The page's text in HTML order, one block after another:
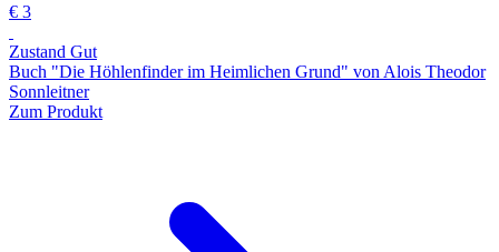
€ 3
Zustand Gut
Buch "Die Höhlenfinder im Heimlichen Grund" von Alois Theodor
Sonnleitner
Zum Produkt